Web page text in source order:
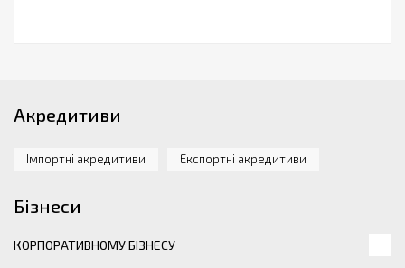
Акредитиви
Імпортні акредитиви Експортні акредитиви
Бізнеси
КОРПОРАТИВНОМУ БІЗНЕСУ